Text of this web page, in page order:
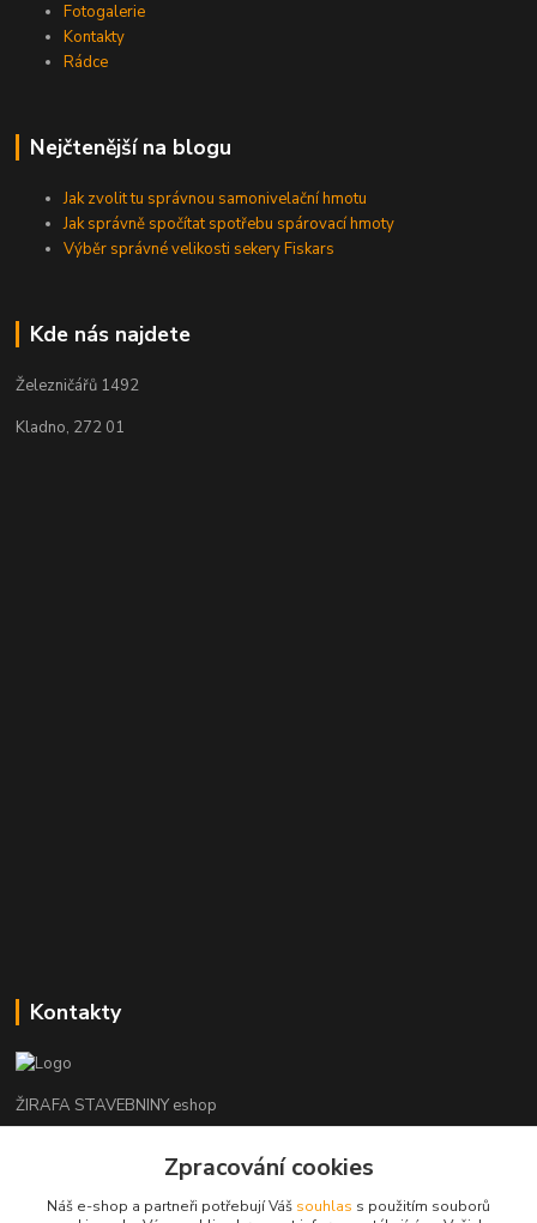
Fotogalerie
Kontakty
Rádce
Nejčtenější na blogu
Jak zvolit tu správnou samonivelační hmotu
Jak správně spočítat spotřebu spárovací hmoty
Výběr správné velikosti sekery Fiskars
Kde nás najdete
Železničářů 1492
Kladno, 272 01
Kontakty
ŽIRAFA STAVEBNINY eshop
+420 312 685 342Zpracování cookies
Náš e-shop a partneři potřebují Váš souhlas s použitím souborů